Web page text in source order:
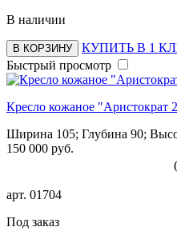
В наличии
В КОРЗИНУ
КУПИТЬ В 1
Быстрый просмотр
Кресло кожаное "Аристократ
Ширина 105; Глубина 90;
150 000 руб.
арт. 01704
Под заказ